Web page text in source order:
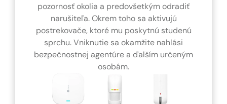
pozornosť okolia a predovšetkým odradiť
narušiteľa. Okrem toho sa aktivujú
postrekovače, ktoré mu poskytnú studenú
sprchu. Vniknutie sa okamžite nahlási
bezpečnostnej agentúre a ďalším určeným
osobám.